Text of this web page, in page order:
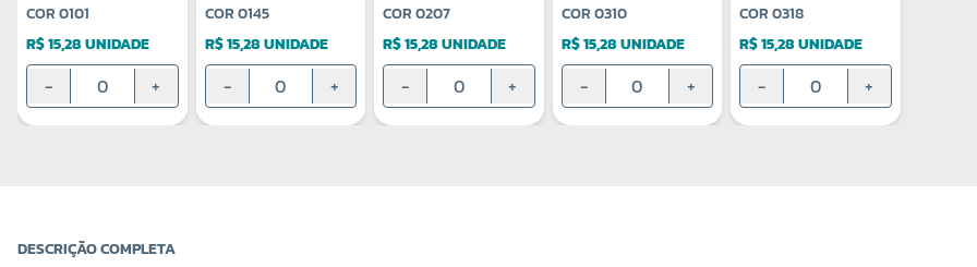
COR 0101
R$ 15,28 UNIDADE
- +
COR 0145
R$ 15,28 UNIDADE
- +
COR 0207
R$ 15,28 UNIDADE
- +
COR 0310
R$ 15,28 UNIDADE
- +
COR 0318
R$ 15,28 UNIDADE
- +
DESCRIÇÃO COMPLETA